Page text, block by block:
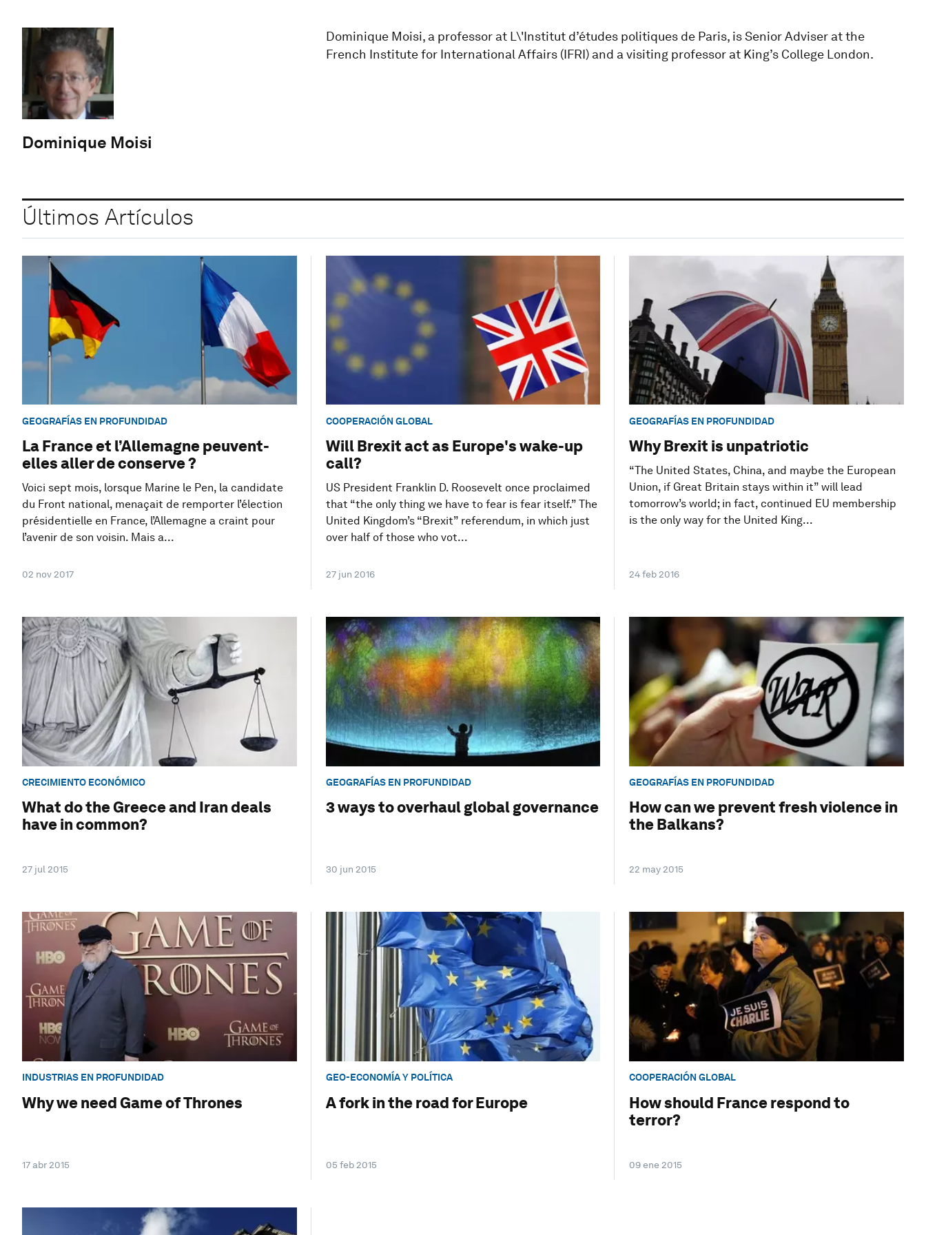
Dominique Moisi
Dominique Moisi, a professor at L\'Institut d’études politiques de Paris, is Senior Adviser at the
French Institute for International Affairs (IFRI) and a visiting professor at King’s College London.
Últimos Artículos
GEOGRAFÍAS EN PROFUNDIDAD
La France et l’Allemagne peuvent-
elles aller de conserve ?
Voici sept mois, lorsque Marine le Pen, la candidate
du Front national, menaçait de remporter l’élection
présidentielle en France, l’Allemagne a craint pour
l’avenir de son voisin. Mais a...
02 nov 2017
COOPERACIÓN GLOBAL
Will Brexit act as Europe's wake-up
call?
US President Franklin D. Roosevelt once proclaimed
that “the only thing we have to fear is fear itself.” The
United Kingdom’s “Brexit” referendum, in which just
over half of those who vot...
27 jun 2016
GEOGRAFÍAS EN PROFUNDIDAD
Why Brexit is unpatriotic
“The United States, China, and maybe the European
Union, if Great Britain stays within it” will lead
tomorrow’s world; in fact, continued EU membership
is the only way for the United King...
24 feb 2016
CRECIMIENTO ECONÓMICO
What do the Greece and Iran deals
have in common?
27 jul 2015
GEOGRAFÍAS EN PROFUNDIDAD
3 ways to overhaul global governance
30 jun 2015
GEOGRAFÍAS EN PROFUNDIDAD
How can we prevent fresh violence in
the Balkans?
22 may 2015
INDUSTRIAS EN PROFUNDIDAD
Why we need Game of Thrones
17 abr 2015
GEO-ECONOMÍA Y POLÍTICA
A fork in the road for Europe
05 feb 2015
COOPERACIÓN GLOBAL
How should France respond to
terror?
09 ene 2015